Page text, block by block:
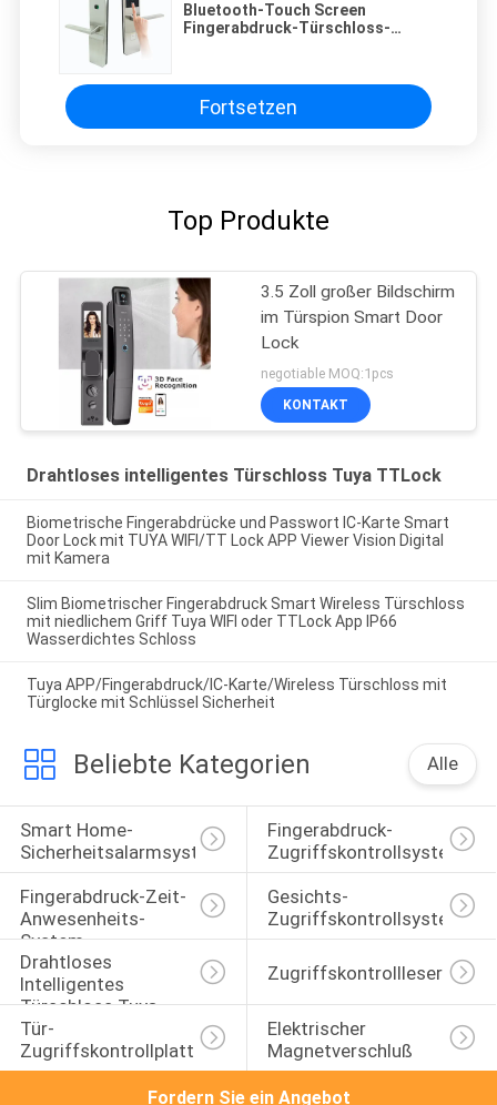
Bluetooth-Touch Screen
Fingerabdruck-Türschloss-
Fortsetzen
Top Produkte
3.5 Zoll großer Bildschirm
im Türspion Smart Door
Lock
negotiable MOQ:1pcs
KONTAKT
Drahtloses intelligentes Türschloss Tuya TTLock
Biometrische Fingerabdrücke und Passwort IC-Karte Smart
Door Lock mit TUYA WIFI/TT Lock APP Viewer Vision Digital
mit Kamera
Slim Biometrischer Fingerabdruck Smart Wireless Türschloss
mit niedlichem Griff Tuya WIFI oder TTLock App IP66
Wasserdichtes Schloss
Tuya APP/Fingerabdruck/IC-Karte/Wireless Türschloss mit
Türglocke mit Schlüssel Sicherheit
Beliebte Kategorien Alle
Smart Home-
Sicherheitsalarmsystem
Fingerabdruck-
Zugriffskontrollsystem
Fingerabdruck-Zeit-
Anwesenheits-
System
Gesichts-
Zugriffskontrollsystem
Drahtloses
Intelligentes
Türschloss Tuya
TTLock
Zugriffskontrollleser
Tür-
Zugriffskontrollplatte
Elektrischer
Magnetverschluß
Fordern Sie ein Angebot